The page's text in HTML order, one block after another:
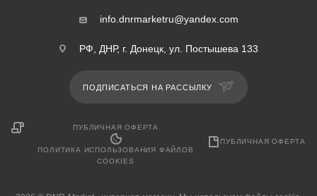
info.dnrmarketru@yandex.com
РФ, ДНР, г. Донецк, ул. Постышева 133
ПОДПИСАТЬСЯ НА РАССЫЛКУ
ПУБЛИЧНАЯ ОФЕРТА
ПОЛИТИКА ИСПОЛЬЗОВАНИЯ ФАЙЛОВ
COOKIES
ПУБЛИЧНАЯ ОФЕРТА